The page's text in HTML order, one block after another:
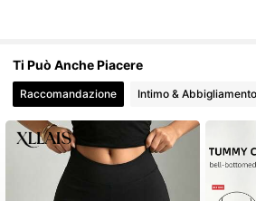
Ti Può Anche Piacere
Raccomandazione Intimo &